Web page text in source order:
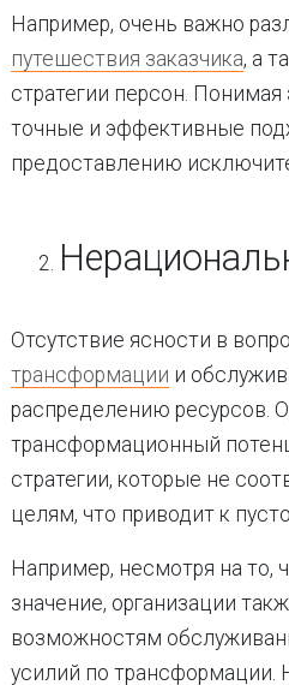
Например, очень важно
путешествия заказчика, а
стратегии персон. Понимая
точные и эффективные
предоставлению
Отсутствие ясности в
трансформации и
распределению ресурсов.
трансформационный
стратегии, которые не
целям, что приводит к
Например, несмотря на
значение, организации
возможностям
усилий по трансформации.